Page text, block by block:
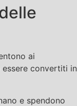
ai
convertiti in
e spendono